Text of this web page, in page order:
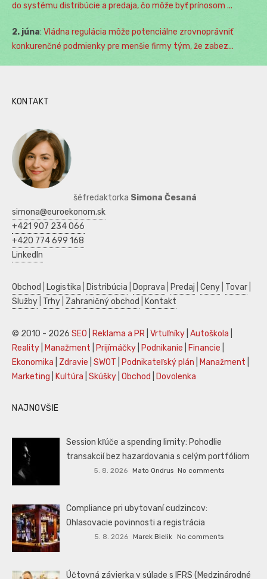
do systému distribúcie a predaja, čo môže byť prínosom ...
2. júna: Vládna regulácia môže potenciálne zrovnoprávniť
konkurenčné podmienky pre menšie firmy tým, že zabez...
KONTAKT
šéfredaktorka Simona Česaná
simona@euroekonom.sk
+421 907 234 066
+420 774 699 168
LinkedIn
Obchod Logistika Distribúcia Doprava Predaj Ceny Tovar
Služby Trhy Zahraničný obchod Kontakt
© 2010 - 2026 SEO Reklama a PR Vrtuľníky Autoškola
Reality
Manažment Prijímáčky Podnikanie Financie
Ekonomika
Zdravie SWOT Podnikateľský plán Manažment
Marketing
Kultúra Skúšky Obchod Dovolenka
NAJNOVŠIE
Session kľúče a spending limity: Pohodlie
transakcií bez hazardovania s celým portfóliom
5. 8. 2026 Mato Ondrus No comments
Compliance pri ubytovaní cudzincov:
Ohlasovacie povinnosti a registrácia
5. 8. 2026 Marek Bielik No comments
Účtovná závierka v súlade s IFRS (Medzinárodné